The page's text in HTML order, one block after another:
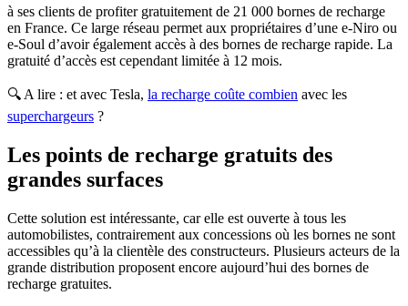
à ses clients de profiter gratuitement de 21 000 bornes de recharge
en France. Ce large réseau permet aux propriétaires d’une e-Niro ou
e-Soul d’avoir également accès à des bornes de recharge rapide. La
gratuité d’accès est cependant limitée à 12 mois.
🔍 A lire : et avec Tesla, la recharge coûte combien avec les
superchargeurs ?
Les points de recharge gratuits des
grandes surfaces
Cette solution est intéressante, car elle est ouverte à tous les
automobilistes, contrairement aux concessions où les bornes ne sont
accessibles qu’à la clientèle des constructeurs. Plusieurs acteurs de la
grande distribution proposent encore aujourd’hui des bornes de
recharge gratuites.